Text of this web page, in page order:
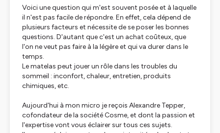
Voici une question qui m'est souvent posée et à laquelle
il n'est pas facile de répondre. En effet, cela dépend de
plusieurs facteurs et nécessite de se poser les bonnes
questions. D'autant que c'est un achat coûteux, que
l'on ne veut pas faire à la légère et qui va durer dans le
temps.
Le matelas peut jouer un rôle dans les troubles du
sommeil : inconfort, chaleur, entretien, produits
chimiques, etc.
Aujourd'hui à mon micro je reçois Alexandre Tepper,
cofondateur de la société Cosme, et dont la passion et
l'expertise vont vous éclairer sur tous ces sujets.